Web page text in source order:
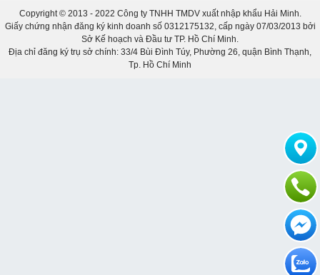
Copyright © 2013 - 2022 Công ty TNHH TMDV xuất nhập khẩu Hải Minh.
Giấy chứng nhận đăng ký kinh doanh số 0312175132, cấp ngày 07/03/2013 bởi
Sở Kế hoạch và Đầu tư TP. Hồ Chí Minh.
Địa chỉ đăng ký trụ sở chính: 33/4 Bùi Đình Túy, Phường 26, quận Bình Thạnh,
Tp. Hồ Chí Minh